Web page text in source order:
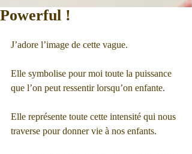
Powerful !
J’adore l’image de cette vague.
Elle symbolise pour moi toute la puissance
que l’on peut ressentir lorsqu’on enfante.
Elle représente toute cette intensité qui nous
traverse pour donner vie à nos enfants.